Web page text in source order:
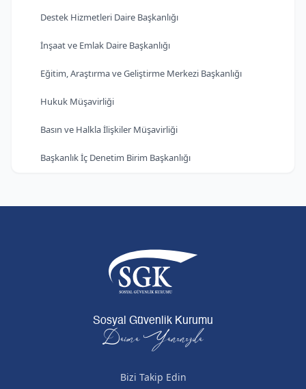
Destek Hizmetleri Daire Başkanlığı
İnşaat ve Emlak Daire Başkanlığı
Eğitim, Araştırma ve Geliştirme Merkezi Başkanlığı
Hukuk Müşavirliği
Basın ve Halkla İlişkiler Müşavirliği
Başkanlık İç Denetim Birim Başkanlığı
Sosyal Güvenlik Kurumu
Daima Yanınızda
Bizi Takip Edin